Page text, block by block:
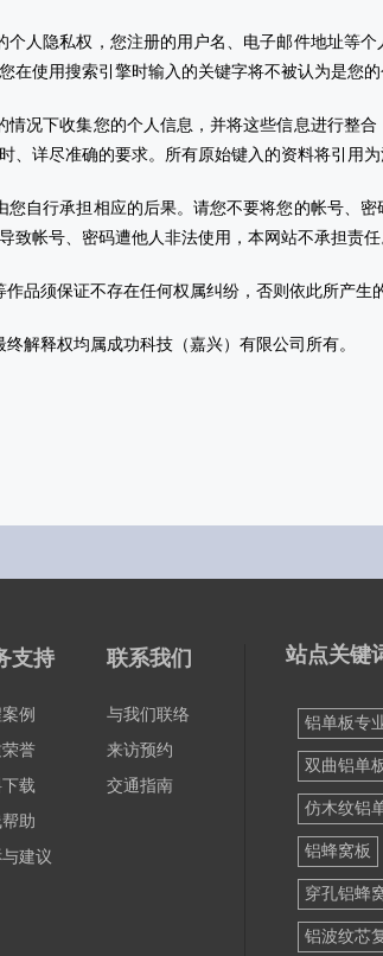
人隐私权，您注册的用户名、电子邮件地址等
在使用搜索引擎时输入的关键字将不被认为是您的
况下收集您的个人信息，并将这些信息进行整
、详尽准确的要求。所有原始键入的资料将引用为
自行承担相应的后果。请您不要将您的帐号、
致帐号、密码遭他人非法使用，本网站不承担责任
品须保证不存在任何权属纠纷，否则依此所产生
解释权均属成功科技（嘉兴）有限公司所有。
支持
例
誉
载
助
建议
联系我们
与我们联络
来访预约
交通指南
站点关键
铝单板专
双曲铝单
仿木纹铝
铝蜂窝板
穿孔铝蜂
铝波纹芯